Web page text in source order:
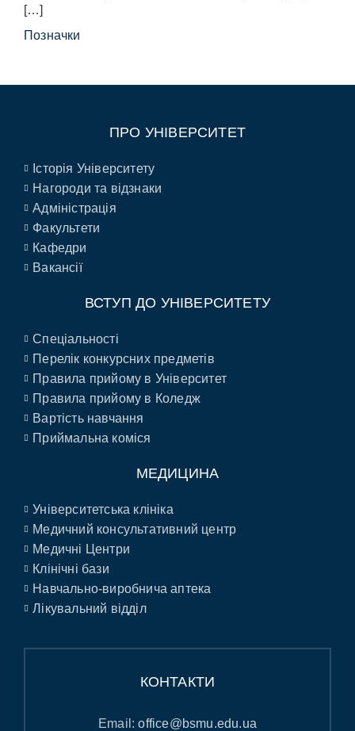
[…]
Позначки
ПРО УНІВЕРСИТЕТ
Історія Університету
Нагороди та відзнаки
Адміністрація
Факультети
Кафедри
Вакансії
ВСТУП ДО УНІВЕРСИТЕТУ
Спеціальності
Перелік конкурсних предметів
Правила прийому в Університет
Правила прийому в Коледж
Вартість навчання
Приймальна коміся
МЕДИЦИНА
Університетська клініка
Медичний консультативний центр
Медичні Центри
Клінічні бази
Навчально-виробнича аптека
Лікувальний відділ
КОНТАКТИ
Email:office@bsmu.edu.ua